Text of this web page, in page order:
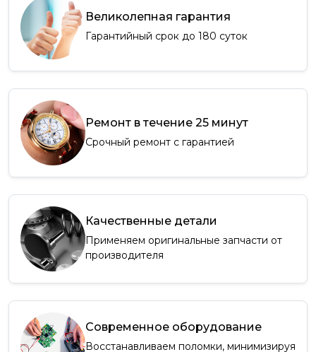
Великолепная гарантия
Гарантийный срок до 180 суток
Ремонт в течение 25 минут
Срочный ремонт с гарантией
Качественные детали
Применяем оригинальные запчасти от
производителя
Современное оборудование
Восстанавливаем поломки, минимизируя